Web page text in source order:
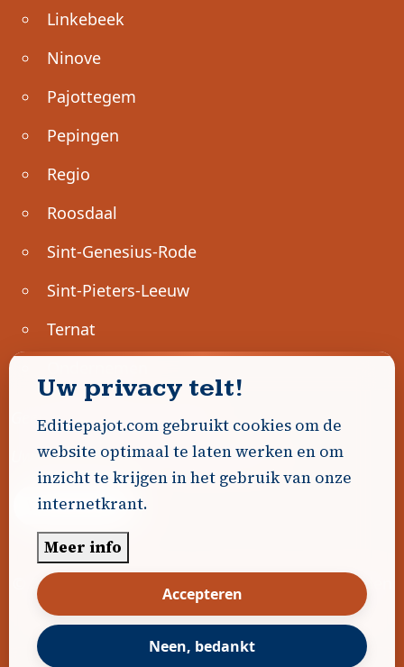
Linkebeek
Ninove
Pajottegem
Pepingen
Regio
Roosdaal
Sint-Genesius-Rode
Sint-Pieters-Leeuw
Ternat
Geen advertenties gevonden.
Uw advertentie hier? Contacteer ons!
Word Partner!
© 2026 Editiepajot.com
Algemene voorwaarden
|Disclaimer Privacybeleid Cookiebeleid|
Gerealiseerd doorDavidHosse.net
Uw privacy telt!
Editiepajot.com gebruikt cookies om de
website optimaal te laten werken en om
inzicht te krijgen in het gebruik van onze
internetkrant.
Meer info
Accepteren
Neen, bedankt